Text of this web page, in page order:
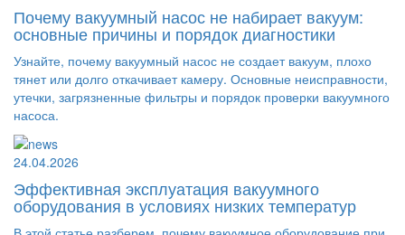
Почему вакуумный насос не набирает вакуум:
основные причины и порядок диагностики
Узнайте, почему вакуумный насос не создает вакуум, плохо
тянет или долго откачивает камеру. Основные неисправности,
утечки, загрязненные фильтры и порядок проверки вакуумного
насоса.
24.04.2026
Эффективная эксплуатация вакуумного
оборудования в условиях низких температур